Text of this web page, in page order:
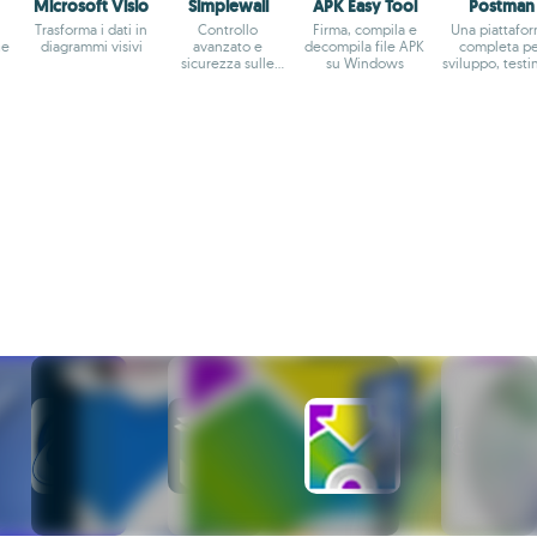
Microsoft Visio
Trasforma i dati in
diagrammi visivi
Simplewall
Controllo
avanzato e
sicurezza sulle
APK Easy Tool
Firma, compila e
decompila file APK
su Windows
Postman
Una
completa
sviluppo,